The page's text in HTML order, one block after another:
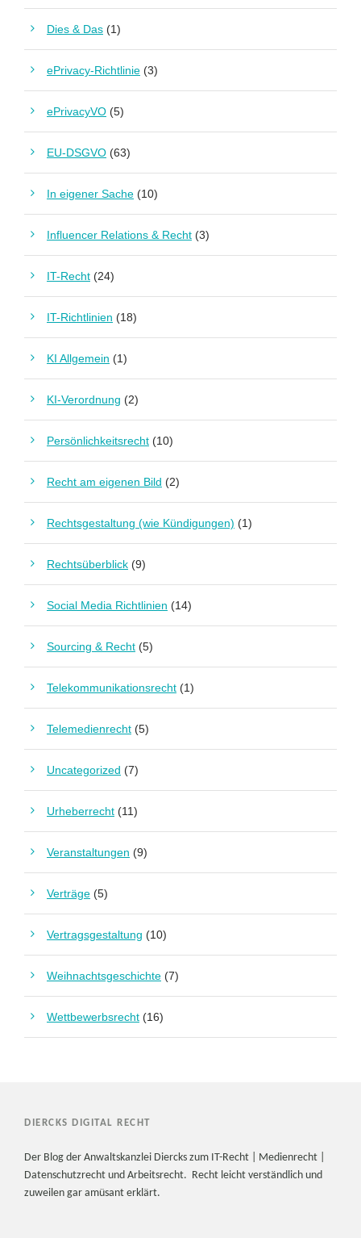
Dies & Das (1)
ePrivacy-Richtlinie (3)
ePrivacyVO (5)
EU-DSGVO (63)
In eigener Sache (10)
Influencer Relations & Recht (3)
IT-Recht (24)
IT-Richtlinien (18)
KI Allgemein (1)
KI-Verordnung (2)
Persönlichkeitsrecht (10)
Recht am eigenen Bild (2)
Rechtsgestaltung (wie Kündigungen) (1)
Rechtsüberblick (9)
Social Media Richtlinien (14)
Sourcing & Recht (5)
Telekommunikationsrecht (1)
Telemedienrecht (5)
Uncategorized (7)
Urheberrecht (11)
Veranstaltungen (9)
Verträge (5)
Vertragsgestaltung (10)
Weihnachtsgeschichte (7)
Wettbewerbsrecht (16)
DIERCKS DIGITAL RECHT
Der Blog der Anwaltskanzlei Diercks zum IT-Recht | Medienrecht |
Datenschutzrecht und Arbeitsrecht. Recht leicht verständlich und
zuweilen gar amüsant erklärt.